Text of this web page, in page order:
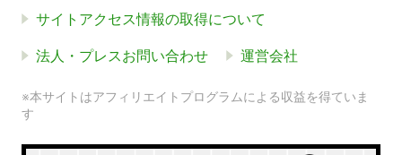
サイトアクセス情報の取得について
法人・プレスお問い合わせ 運営会社
※本サイトはアフィリエイトプログラムによる収益を得ていま
す